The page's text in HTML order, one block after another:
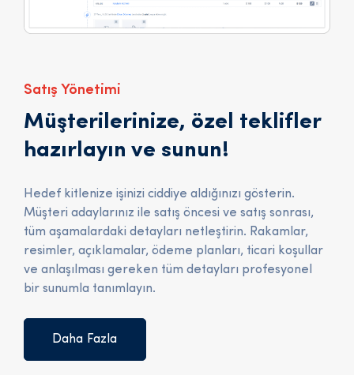
Satış Yönetimi
Müşterilerinize, özel teklifler
hazırlayın ve sunun!
Hedef kitlenize işinizi ciddiye aldığınızı gösterin.
Müşteri adaylarınız ile satış öncesi ve satış sonrası,
tüm aşamalardaki detayları netleştirin. Rakamlar,
resimler, açıklamalar, ödeme planları, ticari koşullar
ve anlaşılması gereken tüm detayları profesyonel
bir sunumla tanımlayın.
Daha Fazla